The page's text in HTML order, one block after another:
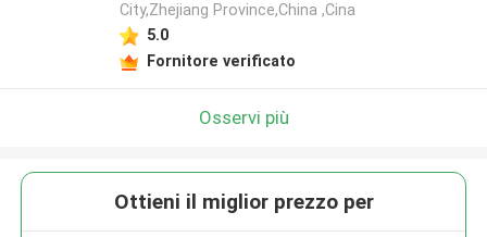
City,Zhejiang Province,China ,Cina
5.0
Fornitore verificato
Osservi più
Ottieni il miglior prezzo per